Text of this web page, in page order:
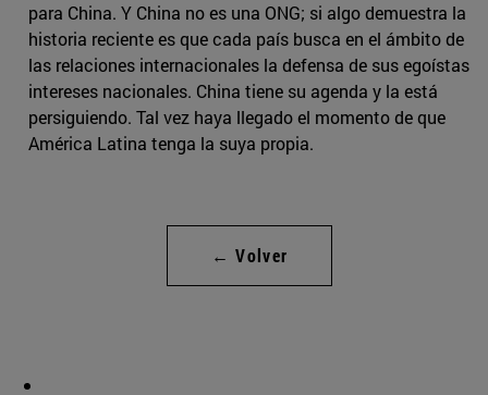
para China. Y China no es una ONG; si algo demuestra la
historia reciente es que cada país busca en el ámbito de
las relaciones internacionales la defensa de sus egoístas
intereses nacionales. China tiene su agenda y la está
persiguiendo. Tal vez haya llegado el momento de que
América Latina tenga la suya propia.
← Volver